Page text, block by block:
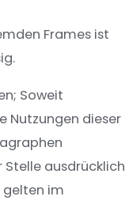
Frames ist
Soweit
Nutzungen dieser
ausdrücklich
gelten im